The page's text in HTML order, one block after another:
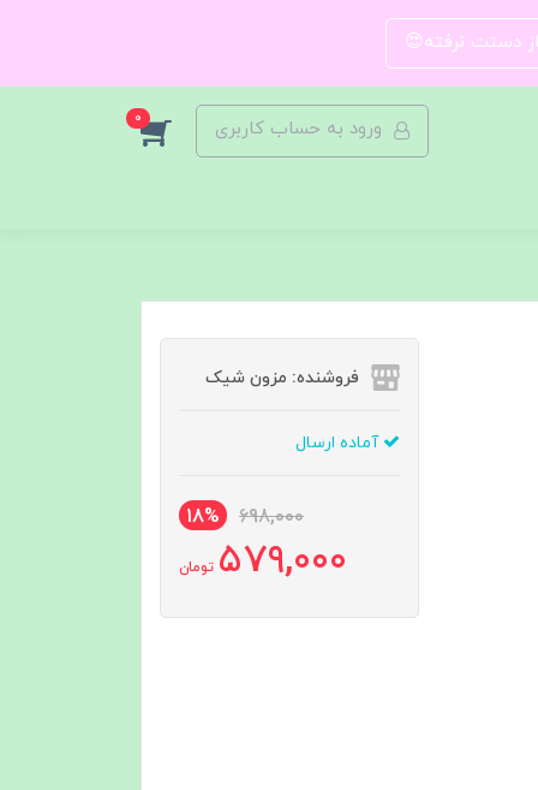
از دستت نرفته😍
ورود به حساب کاربری 0
فروشنده: مزون شیک
آماده ارسال
698,000
18%
579,000 تومان